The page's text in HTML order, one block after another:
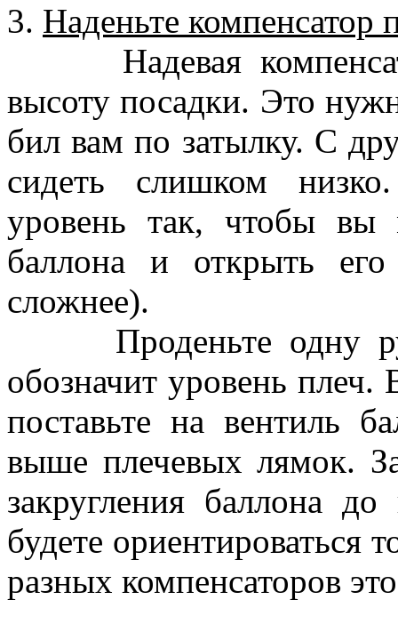
3. Наденьте компенсатор
Надевая
высоту посадки. Это
бил вам по затылку. С
сидеть слишком
уровень так, чтобы вы
баллона и открыть
сложнее).
Проденьте одну
обозначит уровень
поставьте на вентиль
выше плечевых лямок.
закругления баллона
будете ориентироваться
разных компенсаторов